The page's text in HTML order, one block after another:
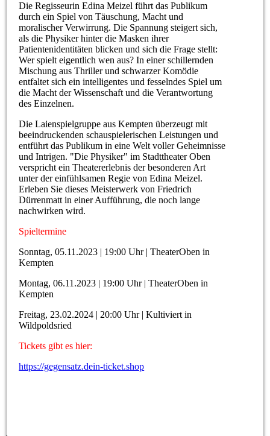
Die Regisseurin Edina Meizel führt das Publikum
durch ein Spiel von Täuschung, Macht und
moralischer Verwirrung. Die Spannung steigert sich,
als die Physiker hinter die Masken ihrer
Patientenidentitäten blicken und sich die Frage stellt:
Wer spielt eigentlich wen aus? In einer schillernden
Mischung aus Thriller und schwarzer Komödie
entfaltet sich ein intelligentes und fesselndes Spiel um
die Macht der Wissenschaft und die Verantwortung
des Einzelnen.
Die Laienspielgruppe aus Kempten überzeugt mit
beeindruckenden schauspielerischen Leistungen und
entführt das Publikum in eine Welt voller Geheimnisse
und Intrigen. "Die Physiker" im Stadttheater Oben
verspricht ein Theatererlebnis der besonderen Art
unter der einfühlsamen Regie von Edina Meizel.
Erleben Sie dieses Meisterwerk von Friedrich
Dürrenmatt in einer Aufführung, die noch lange
nachwirken wird.
Spieltermine
Sonntag, 05.11.2023 | 19:00 Uhr | TheaterOben in
Kempten
Montag, 06.11.2023 | 19:00 Uhr | TheaterOben in
Kempten
Freitag, 23.02.2024 | 20:00 Uhr | Kultiviert in
Wildpoldsried
Tickets gibt es hier:
https://gegensatz.dein-ticket.shop